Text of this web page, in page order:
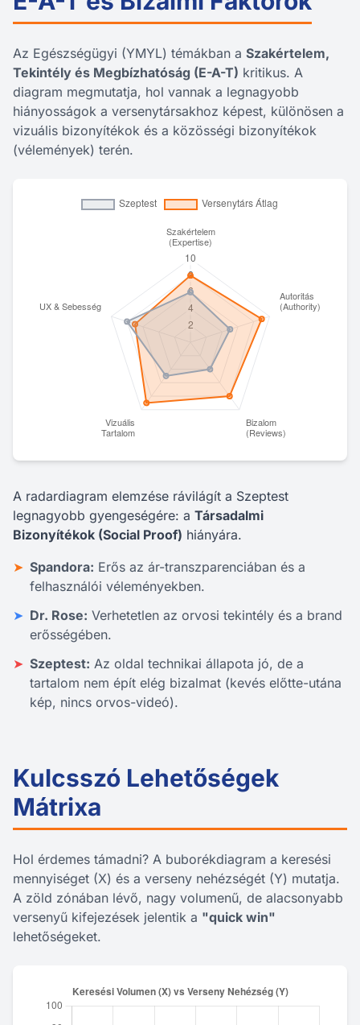
Az Egészségügyi (YMYL) témákban a Szakértelem,
Tekintély és Megbízhatóság (E-A-T) kritikus. A
diagram megmutatja, hol vannak a legnagyobb
hiányosságok a versenytársakhoz képest, különösen a
vizuális bizonyítékok és a közösségi bizonyítékok
(vélemények) terén.
A radardiagram elemzése rávilágít a Szeptest
legnagyobb gyengeségére: a Társadalmi
Bizonyítékok (Social Proof) hiányára.
➤ Spandora: Erős az ár-transzparenciában és a
felhasználói véleményekben.
➤ Dr. Rose: Verhetetlen az orvosi tekintély és a brand
erősségében.
➤ Szeptest: Az oldal technikai állapota jó, de a
tartalom nem épít elég bizalmat (kevés előtte-utána
kép, nincs orvos-videó).
Kulcsszó Lehetőségek
Mátrixa
Hol érdemes támadni? A buborékdiagram a keresési
mennyiséget (X) és a verseny nehézségét (Y) mutatja.
A zöld zónában lévő, nagy volumenű, de alacsonyabb
versenyű kifejezések jelentik a "quick win"
lehetőségeket.